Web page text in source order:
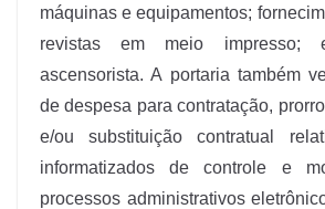
máquinas e equipamentos;
revistas em meio impresso;
ascensorista. A portaria também
de despesa para contratação,
e/ou substituição contratual
informatizados de controle e
processos administrativos